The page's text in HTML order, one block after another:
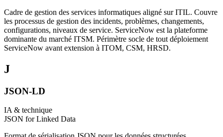
Cadre de gestion des services informatiques aligné sur ITIL. Couvre
les processus de gestion des incidents, problèmes, changements,
configurations, niveaux de service. ServiceNow est la plateforme
dominante du marché ITSM. Périmètre socle de tout déploiement
ServiceNow avant extension à ITOM, CSM, HRSD.
J
JSON-LD
IA & technique
JSON for Linked Data